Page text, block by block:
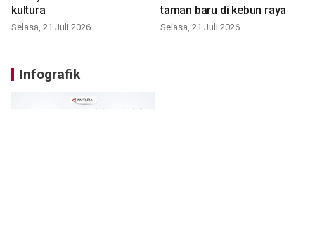
kultura
Selasa, 21 Juli 2026
taman baru di kebun raya
Selasa, 21 Juli 2026
Infografik